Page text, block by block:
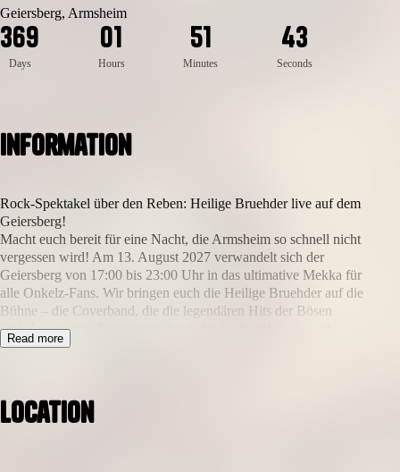
Geiersberg, Armsheim
369
Days
01
Hours
51
Minutes
43
2
Seconds
Information
Rock-Spektakel über den Reben: Heilige Bruehder live auf dem
Geiersberg!
Macht euch bereit für eine Nacht, die Armsheim so schnell nicht
vergessen wird! Am 13. August 2027 verwandelt sich der
Geiersberg von 17:00 bis 23:00 Uhr in das ultimative Mekka für
alle Onkelz-Fans. Wir bringen euch die Heilige Bruehder auf die
Bühne – die Coverband, die die legendären Hits der Bösen
Onkelz mit einer Energie raushaut, die euch umhauen wird.
Stellt euch vor: Ihr steht mitten in den Weinbergen, die Sonne
Aussicht ist einfach mega, das Bier ist kalt und die Stimmung
wird absolut elektrisierend. Das ist kein normales Konzert, das ist
Read more
Location